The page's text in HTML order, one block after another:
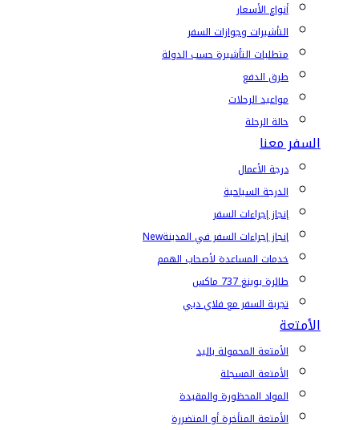
أنواع الأسعار
التأشيرات وجوازات السفر
متطلبات التأشيرة حسب الدولة
طرق الدفع
مواعيد الرحلات
حالة الرحلة
السفر معنا
درجة الأعمال
الدرجة السياحية
إنجاز إجراءات السفر
إنجاز إجراءات السفر في المدينةNew
خدمات المساعدة لأصحاب الهمم
طائرة بوينغ 737 ماكس
تجربة السفر مع فلاي دبي
الأمتعة
الأمتعة المحمولة باليد
الأمتعة المسجلة
المواد المحظورة والمقيدة
الأمتعة المتأخرة أو المتضررة